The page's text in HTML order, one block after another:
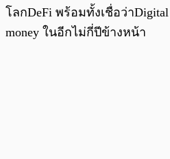
โลกDeFi พร้อมทั้งเชื่อว่า
money ในอีกไม่กี่ปีข้างหน้า